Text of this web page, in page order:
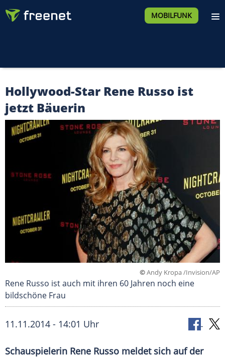
MOBILFUNK
Hollywood-Star Rene Russo ist
jetzt Bäuerin
©Andy Kropa /Invision/AP
Rene Russo ist auch mit ihren 60 Jahren noch eine
bildschöne Frau
11.11.2014 - 14:01 Uhr
Schauspielerin Rene Russo meldet sich auf der